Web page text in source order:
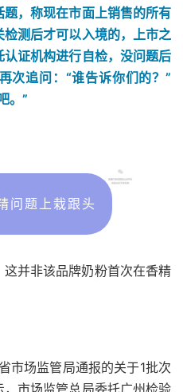
，称现在市面上销售的所有
测后才可以入境的，上市之
证机构进行自检，没问题后
次追问：“谁告诉你们的？”
。”
问题上栽跟头
并非该品牌奶粉首次在香精
市场监管局通报的关于1批次
市场监管总局委托广州检验